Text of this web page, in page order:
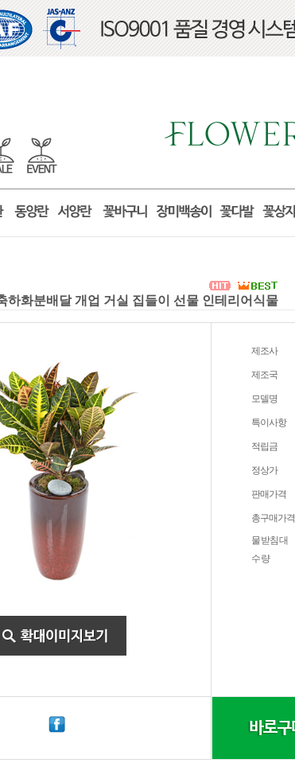
하화분배달 개업 거실 집들이 선물 인테리어식물
제조사
제조국
모델명
특이사항
적립금
정상가
판매가격
총구매가격
물받침대
수량